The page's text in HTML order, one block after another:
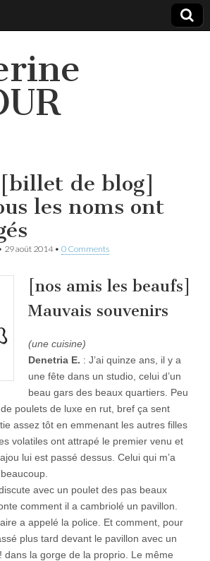
de blog]
les noms ont
29 août 2014• 0 Comments
[nos amis les beaufs]
Mauvais souvenirs
(une cuisine)
Denetria E. : J’ai quinze ans, il y a
une fête dans un studio, celui d’un
beau gars des beaux quartiers. Peu
poulets de luxe en rut, bref ça sent
assez tôt en emmenant les autres filles
volatiles ont attrapé le premier venu et
lui est passé dessus. Celui qui m’a
avec un poulet des pas beaux
comment il a cambriolé un pavillon.
a appelé la police. Et comment, pour
plus tard devant le pavillon avec un
! dans la gorge de la proprio. Le même